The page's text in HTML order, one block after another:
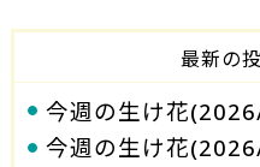
最新の
今週の生け花
今週の生け花